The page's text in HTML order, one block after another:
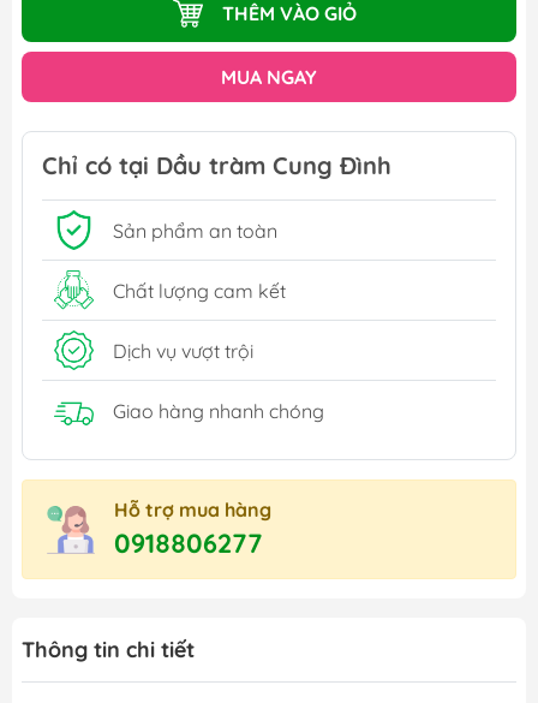
THÊM VÀO GIỎ
MUA NGAY
Chỉ có tại Dầu tràm Cung Đình
Sản phẩm an toàn
Chất lượng cam kết
Dịch vụ vượt trội
Giao hàng nhanh chóng
Hỗ trợ mua hàng
0918806277
Thông tin chi tiết